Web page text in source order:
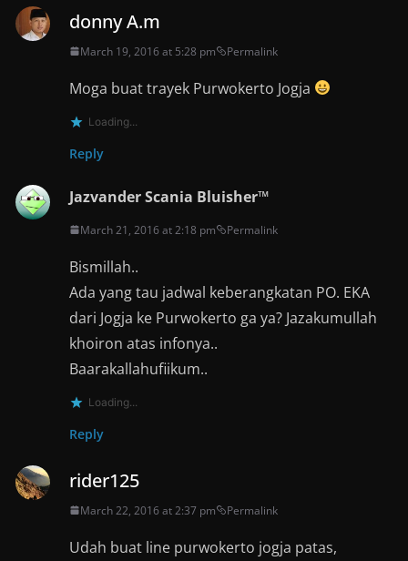
donny A.m
March 19, 2016 at 5:28 pm Permalink
Moga buat trayek Purwokerto Jogja
Loading...
Reply
Jazvander Scania Bluisher™
March 21, 2016 at 2:18 pm Permalink
Bismillah..
Ada yang tau jadwal keberangkatan PO. EKA
dari Jogja ke Purwokerto ga ya? Jazakumullah
khoiron atas infonya..
Baarakallahufiikum..
Loading...
Reply
rider125
March 22, 2016 at 2:37 pm Permalink
Udah buat line purwokerto jogja patas,